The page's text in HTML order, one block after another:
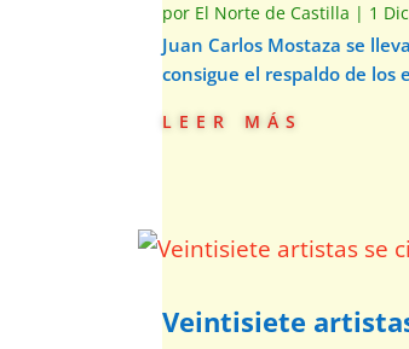
por El Norte de Castilla | 1
Juan Carlos Mostaza se
consigue el respaldo de los
leer más
Veintisiete